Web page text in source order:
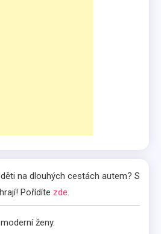
na dlouhých cestách autem? S
Pořídíte zde.
ženy.